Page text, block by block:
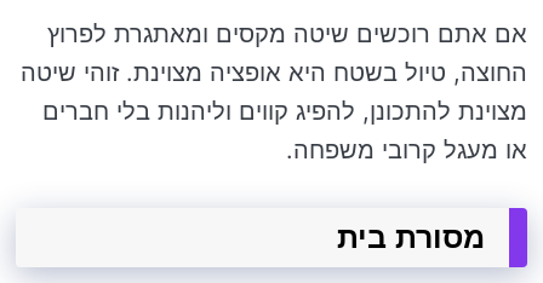
אם אתם רוכשים שיטה מקסים ומאתגרת לפרוץ
החוצה, טיול בשטח היא אופציה מצוינת. זוהי שיטה
מצוינת להתכונן, להפיג קווים וליהנות בלי חברים
או מעגל קרובי משפחה.
מסורת בית